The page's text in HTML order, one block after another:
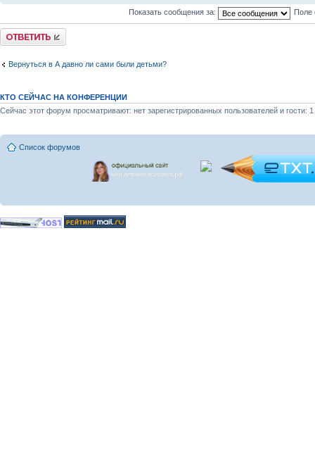
Показать сообщения за: Поле
Ответить
Вернуться в А давно ли сами были детьми?
КТО СЕЙЧАС НА КОНФЕРЕНЦИИ
Сейчас этот форум просматривают: нет зарегистрированных пользователей и гости: 1
Список форумов